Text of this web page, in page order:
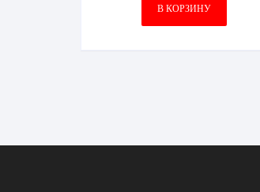
В КОРЗИНУ